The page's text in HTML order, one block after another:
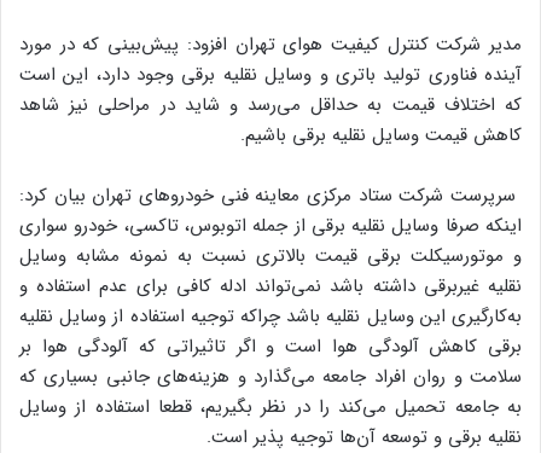
مدیر شرکت کنترل کیفیت هوای تهران افزود: پیش‌بینی که در مورد
آینده فناوری تولید باتری و وسایل نقلیه برقی وجود دارد، این است
که اختلاف قیمت به حداقل می‌رسد و شاید در مراحلی نیز شاهد
کاهش قیمت وسایل نقلیه برقی باشیم.
سرپرست شرکت ستاد مرکزی معاینه فنی خودرو‌های تهران بیان کرد:
اینکه صرفا وسایل نقلیه برقی از جمله اتوبوس، تاکسی، خودرو سواری
و موتورسیکلت برقی قیمت بالاتری نسبت به نمونه مشابه وسایل
نقلیه غیربرقی داشته باشد نمی‌تواند ادله کافی برای عدم استفاده و
به‌کارگیری این وسایل نقلیه باشد چراکه توجیه استفاده از وسایل نقلیه
برقی کاهش آلودگی هوا است و اگر تاثیراتی که آلودگی هوا بر
سلامت و روان افراد جامعه می‌گذارد و هزینه‌های جانبی بسیاری که
به جامعه تحمیل می‌کند را در نظر بگیریم، قطعا استفاده از وسایل
نقلیه برقی و توسعه آن‌ها توجیه پذیر است.